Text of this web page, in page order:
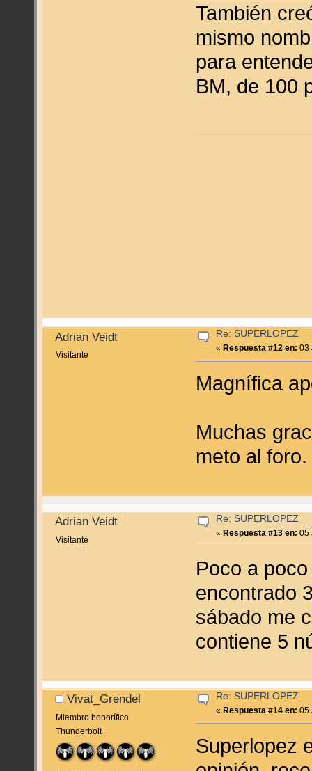
También
mismo
para
BM, de 100
Adrian Veidt
Visitante
Re: SUPERLOPEZ
« Respuesta #12 en: 03
Magnífica
Muchas
meto al foro.
Adrian Veidt
Visitante
Re: SUPERLOPEZ
«Respuesta #13 en: 05
Poco a
encontrado
sábado me
contiene 5
Vivat_Grendel
Miembro honorífico
Thunderbolt
Re: SUPERLOPEZ
« Respuesta #14 en: 05
Superlopez